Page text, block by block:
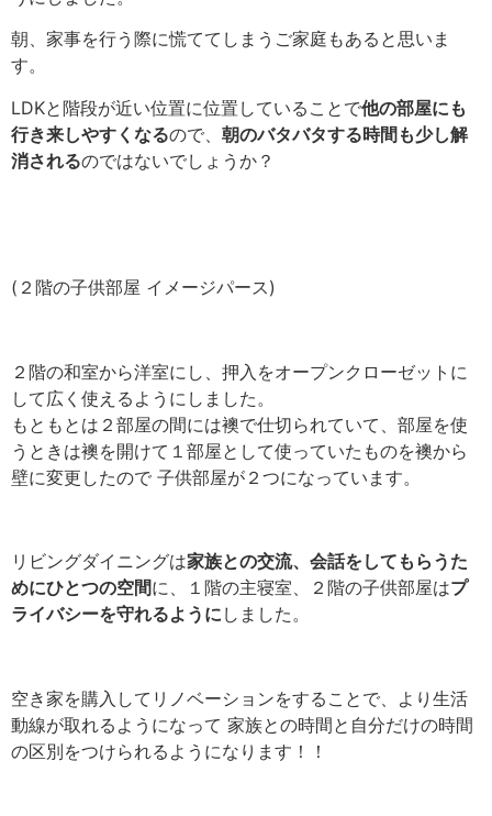
朝、家事を行う際に慌ててしまうご家庭もあると思いま
す。
LDKと階段が近い位置に位置していることで他の部屋にも
行き来しやすくなるので、 朝のバタバタする時間も少し解
消されるのではないでしょうか？
(２階の子供部屋 イメージパース)
２階の和室から洋室にし、押入をオープンクローゼットに
して広く使えるようにしました。
もともとは２部屋の間には襖で仕切られていて、部屋を使
うときは襖を開けて１部屋として使っていたものを襖から
壁に変更したので 子供部屋が２つになっています。
リビングダイニングは家族との交流、会話をしてもらうた
めにひとつの空間に、１階の主寝室、２階の子供部屋はプ
ライバシーを守れるように しました。
空き家を購入してリノベーションをすることで、より生活
動線が取れるようになって 家族との時間と自分だけの時間
の区別をつけられるようになります！！